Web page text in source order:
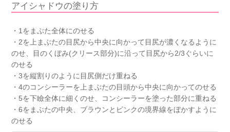
アイシャドウの塗り方
・1をまぶた全体にのせる
・2を上まぶたの目尻から中央に向かって目尻が濃くなるように
のせ、目のくぼみ(クリース部分)に沿って目尻から2/3ぐらいに
のせる
・3を縦割りのように目尻側だけ重ねる
・4のコンシーラーを上まぶたの目頭から中央に向かってのせる
・5を下瞼全体に細くのせ、コンシーラーを塗った部分に重ねる
・6をまぶたの中央、ブラウンとピンクの境界線をぼかすように
のせる